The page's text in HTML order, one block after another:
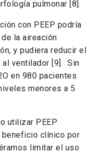
pulmonar [8].
con PEEP podría
la aireación
y pudiera reducir el
al ventilador [9]. Sin
en 980 pacientes
menores a 5
utilizar PEEP
beneficio clínico por
limitar el uso